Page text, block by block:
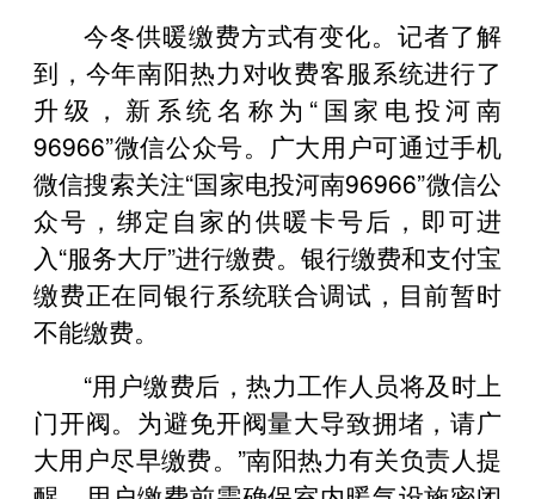
今冬供暖缴费方式有变化。记者了解
到，今年南阳热力对收费客服系统进行了
升级，新系统名称为“国家电投河南
96966”微信公众号。广大用户可通过手机
微信搜索关注“国家电投河南96966”微信公
众号，绑定自家的供暖卡号后，即可进
入“服务大厅”进行缴费。银行缴费和支付宝
缴费正在同银行系统联合调试，目前暂时
不能缴费。
“用户缴费后，热力工作人员将及时上
门开阀。为避免开阀量大导致拥堵，请广
大用户尽早缴费。”南阳热力有关负责人提